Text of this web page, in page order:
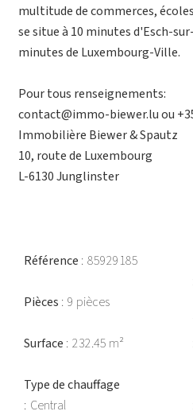
multitude de commerces,
se situe à 10 minutes d'Esch-
minutes de Luxembourg-Ville.
Pour tous renseignements:
contact@immo-biewer.lu ou
Immobilière Biewer & Spautz
10, route de Luxembourg
L-6130 Junglinster
Référence 85929185
Pièces 9 pièces
Surface 232.45 m²
Type de chauffage
Central